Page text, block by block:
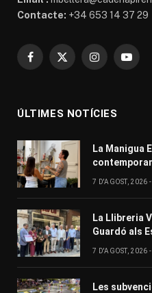
Contacte: +34 653 14 37 29
Facebook
X
Instagram
ÚLTIMES NOTÍCIES
La Manigua
7 D'AGOST, 2026
La Llibreria
Guardó als
7 D'AGOST, 2026
Les